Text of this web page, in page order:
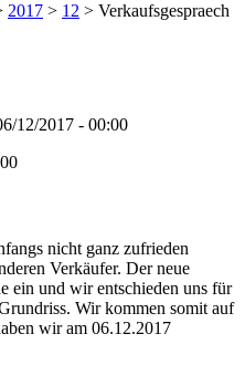
2017 > 12 > Verkaufsgespraech
12/2017 - 00:00
nicht ganz zufrieden
Verkäufer. Der neue
ein und wir entschieden uns für
Wir kommen somit auf
wir am 06.12.2017